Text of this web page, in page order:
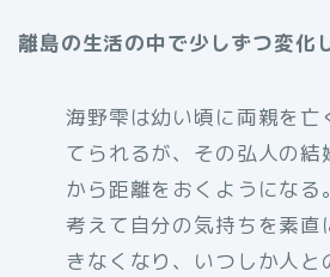
離島の生活の中で少しずつ変化
海野雫は幼い頃に両親を亡
てられるが、その弘人の
から距離をおくようになる
考えて自分の気持ちを素
きなくなり、いつしか人と